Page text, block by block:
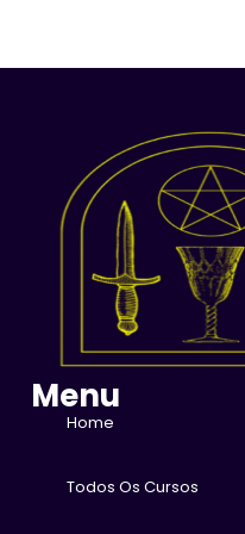
Menu
Home
Todos Os Cursos